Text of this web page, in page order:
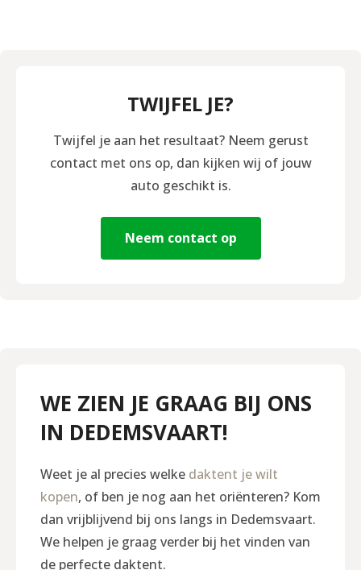
TWIJFEL JE?
Twijfel je aan het resultaat? Neem gerust
contact met ons op, dan kijken wij of jouw
auto geschikt is.
Neem contact op
WE ZIEN JE GRAAG BIJ ONS
IN DEDEMSVAART!
Weet je al precies welke daktent je wilt
kopen, of ben je nog aan het oriënteren? Kom
dan vrijblijvend bij ons langs in Dedemsvaart.
We helpen je graag verder bij het vinden van
de perfecte daktent.